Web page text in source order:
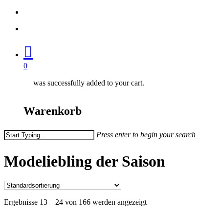
0
was successfully added to your cart.
Warenkorb
Press enter to begin your search
Close
Search
Modeliebling der Saison
Ergebnisse 13 – 24 von 166 werden angezeigt